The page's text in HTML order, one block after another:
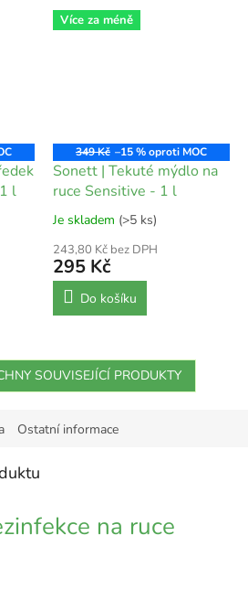
l
Více za méně
349 Kč –15 %
Sonett | Tekuté mýdlo na
ruce Sensitive - 1 l
Je skladem (>5 ks)
243,80 Kč bez DPH
295 Kč
Do košíku
SOUVISEJÍCÍ PRODUKTY
Ostatní informace
na ruce